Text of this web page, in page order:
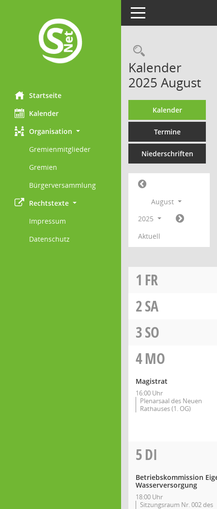
Startseite
Kalender
Organisation
Gremienmitglieder
Gremien
Bürgerversammlung
Rechtstexte
Impressum
Datenschutz
Toggle navigation
Kalender
2025 August
Kalender
Termine
Niederschriften
August
2025
Aktuell
1 FR
2SA
3SO
4MO
Magistrat
16:00 Uhr
Plenarsaal des Neuen
Rathauses (1. OG)
5DI
Betriebskommission
Wasserversorgung
18:00 Uhr
Sitzungsraum Nr. 002 des